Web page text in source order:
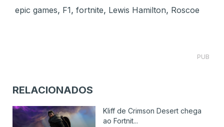
epic games, F1, fortnite, Lewis Hamilton, Roscoe
PUB
RELACIONADOS
Kliff de Crimson Desert chega
ao Fortnit...